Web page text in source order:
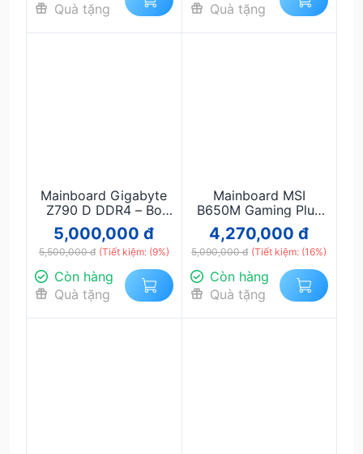
Quà tặng
Quà tặng
Mainboard Gigabyte
Z790 D DDR4 – Bo
Mạch Chủ Gaming
Intel Gen 12/13/14
Hiệu Năng Cao
5,000,000 đ
5,500,000 đ (Tiết kiệm: (9%)
Còn hàng
Quà tặng
Mainboard MSI
B650M Gaming Plus
WiFi DDR5 – AM5,
mATX, DDR5 256 GB,
Wi-Fi 6E
4,270,000 đ
5,090,000 đ (Tiết kiệm: (16%)
Còn hàng
Quà tặng